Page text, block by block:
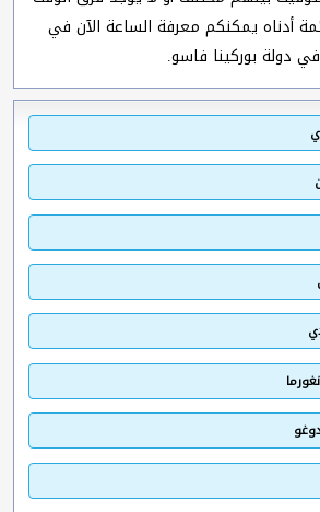
أدناه يمكنكم معرفة الساعة الآن في
دولة بوركينا فاسو.